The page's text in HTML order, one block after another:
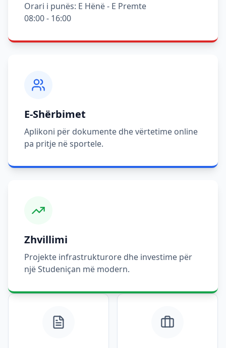
Orari i punës: E Hënë - E Premte
08:00 - 16:00
E-Shërbimet
Aplikoni për dokumente dhe vërtetime online
pa pritje në sportele.
Zhvillimi
Projekte infrastrukturore dhe investime për
një Studeniçan më modern.